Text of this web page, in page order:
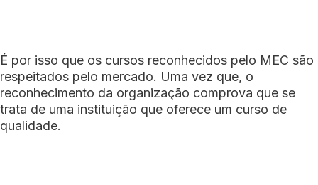
É por isso que os cursos reconhecidos pelo MEC são
respeitados pelo mercado. Uma vez que, o
reconhecimento da organização comprova que se
trata de uma instituição que oferece um curso de
qualidade.